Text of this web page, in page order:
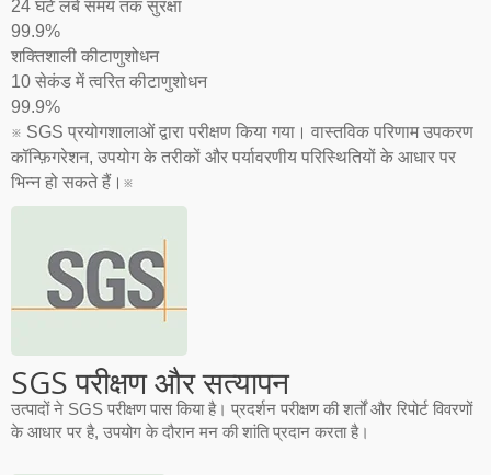
24 घंटे लंबे समय तक सुरक्षा
99.9%
शक्तिशाली कीटाणुशोधन
10 सेकंड में त्वरित कीटाणुशोधन
99.9%
※ SGS प्रयोगशालाओं द्वारा परीक्षण किया गया। वास्तविक परिणाम उपकरण
कॉन्फ़िगरेशन, उपयोग के तरीकों और पर्यावरणीय परिस्थितियों के आधार पर
भिन्न हो सकते हैं।※
SGS परीक्षण और सत्यापन
उत्पादों ने SGS परीक्षण पास किया है। प्रदर्शन परीक्षण की शर्तों और रिपोर्ट विवरणों
के आधार पर है, उपयोग के दौरान मन की शांति प्रदान करता है।